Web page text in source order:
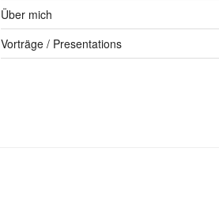
Über mich
Vorträge / Presentations